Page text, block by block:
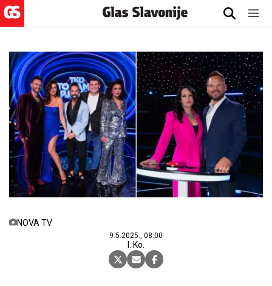
NOVA TV
9.5.2025., 08:00
I. Ko.